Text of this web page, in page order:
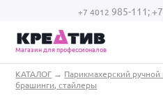
Перейти к основному содержанию
+7 4012 985-111;
Магазин для профессионалов
Вы здесь
КАТАЛОГ → Парикмахерский
брашинги, стайлеры